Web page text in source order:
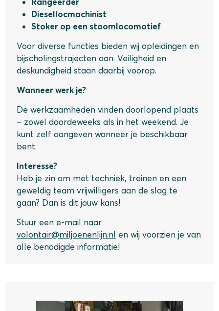
Diesellocmachinist
Stoker op een stoomlocomotief
Voor diverse functies bieden wij opleidingen en
bijscholingstrajecten aan. Veiligheid en
deskundigheid staan daarbij voorop.
Wanneer werk je?
De werkzaamheden vinden doorlopend plaats
– zowel doordeweeks als in het weekend. Je
kunt zelf aangeven wanneer je beschikbaar
bent.
Interesse?
Heb je zin om met techniek, treinen en een
geweldig team vrijwilligers aan de slag te
gaan? Dan is dit jouw kans!
Stuur een e-mail naar
volontair@miljoenenlijn.nl en wij voorzien je van
alle benodigde informatie!